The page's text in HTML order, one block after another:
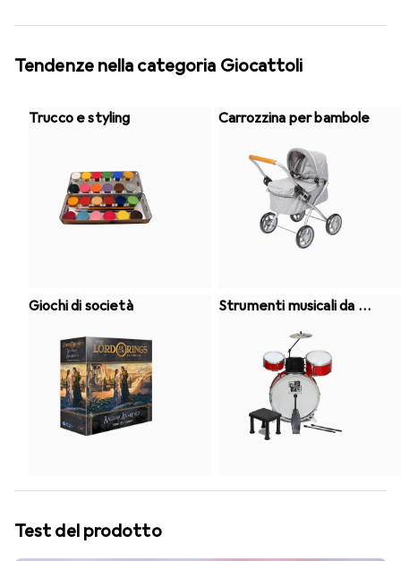
Tendenze nella categoria Giocattoli
Trucco e styling Carrozzina per bambole
Giochi di società
Strumenti musicali da gi
Test del prodotto